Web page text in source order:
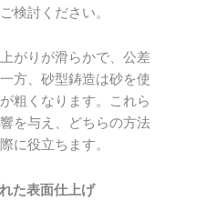
検討ください。
がりが滑らかで、公差
方、砂型鋳造は砂を使
粗くなります。これら
を与え、どちらの方法
に役立ちます。
た表面仕上げ